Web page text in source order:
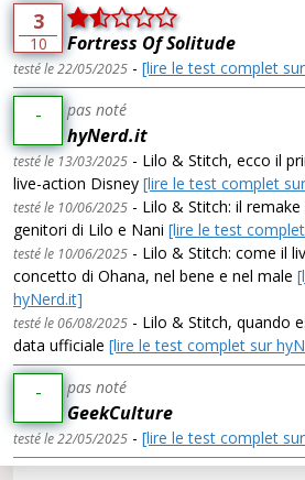
3
10 Fortress Of Solitude
testé le 22/05/2025 - [lire le test complet
- pas noté
hyNerd.it
testé le 13/03/2025 - Lilo & Stitch, ecco il
live-action Disney [lire le test complet
testé le 10/06/2025 - Lilo & Stitch: il
genitori di Lilo e Nani [lire le test
testé le 10/06/2025 - Lilo & Stitch: come il
concetto di Ohana, nel bene e nel male
hyNerd.it]
testé le 06/08/2025 - Lilo & Stitch, quando
data ufficiale [lire le test complet sur
- pas noté
GeekCulture
testé le 22/05/2025 - [lire le test complet